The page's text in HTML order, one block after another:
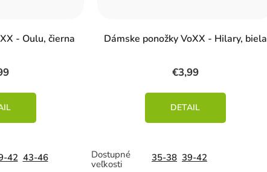
- Oulu, čierna
42 43-46
Dámske ponožky VoXX - Hilary, biela
€3,99
DETAIL
35-38 39-42